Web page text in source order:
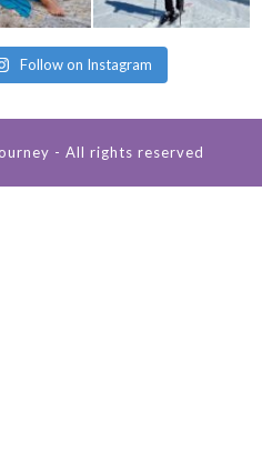
Follow on Instagram
- All rights reserved